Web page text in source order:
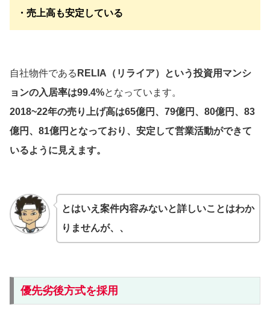
・売上高も安定している
自社物件である RELIA（リライア）という投資用マンシ
ョンの入居率は99.4%となっています。
2018~22年の売り上げ高は65億円、79億円、80億円、83
億円、81億円となっており、安定して営業活動ができて
いるように見えます。
とはいえ案件内容みないと詳しいことはわか
りませんが、、
優先劣後方式を採用